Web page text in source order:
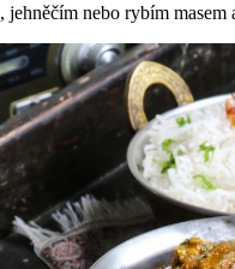
nebo rybím masem